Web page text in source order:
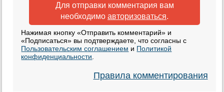
Для отправки комментария вам
необходимо авторизоваться.
Нажимая кнопку «Отправить комментарий» и
«Подписаться» вы подтверждаете, что согласны с
Пользовательским соглашением и Политикой
конфиденциальности
Правила комментирования